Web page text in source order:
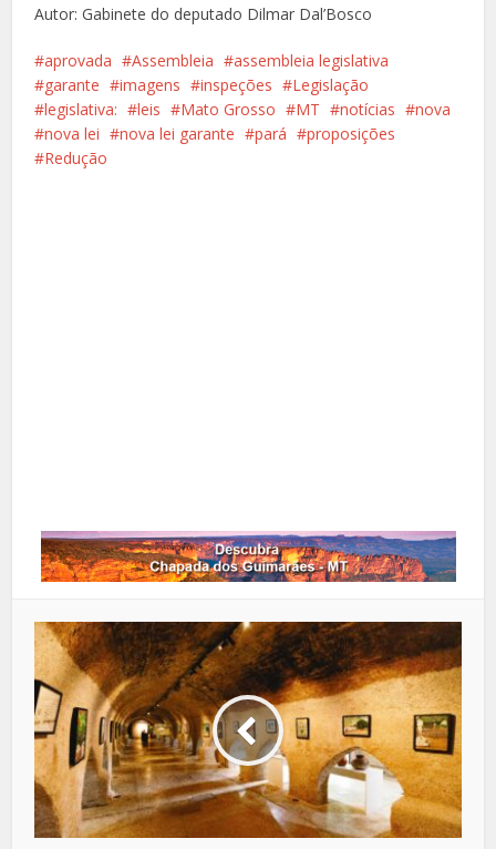
Autor: Gabinete do deputado Dilmar Dal’Bosco
aprovada Assembleia
assembleia legislativa
garante
imagens inspeções
Legislação
legislativa:
leis Mato Grosso MT notícias
nova
nova lei
nova lei garante pará
proposições
Redução